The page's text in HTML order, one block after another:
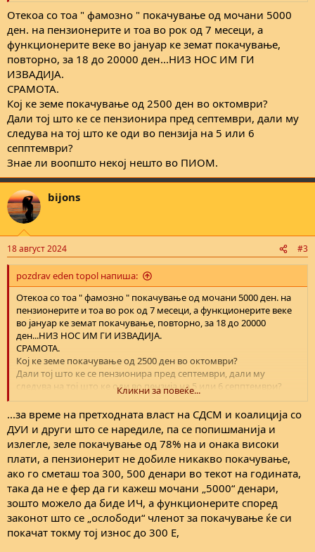
Работоспособно население кое ќе ги финансира пензиите, главен предизвик во иднина - zoom.mk
Исплатата на пензиите претставува сериозен предизвик
имајќи го предвид буџетскиот дефицит во Фондот за пензиско
и инвалидско осигирување којшто во моментот изнесува над
600 милиони евра, како и трендот на зголемување на бројот
на пензионери. Во државава има над 330.000 пензионери, а
анализите...
zoom.mk
Отекоа со тоа " фамозно " покачување од мочани 5000
ден. на пензионерите и тоа во рок од 7 месеци, а
функционерите веке во јануар ке земат покачување,
повторно, за 18 до 20000 ден...НИЗ НОС ИМ ГИ
ИЗВАДИЈА.
СРАМОТА.
Кој ке земе покачување од 2500 ден во октомври?
Дали тој што ке се пензионира пред септември, дали му
следува на тој што ке оди во пензија на 5 или 6
сепптември?
Знае ли воопшто некој нешто во ПИОМ.
bijons
18 август 2024 #3
pozdrav eden topol напиша:
Отекоа со тоа " фамозно " покачување од мочани 5000 ден. на
пензионерите и тоа во рок од 7 месеци, а функционерите веке
во јануар ке земат покачување, повторно, за 18 до 20000
ден...НИЗ НОС ИМ ГИ ИЗВАДИЈА.
СРАМОТА.
Кој ке земе покачување од 2500 ден во октомври?
Дали тој што ке се пензионира пред септември, дали му
следува на тој што ке оди во пензија на 5 или 6 сепптември?
Знае ли воопшто некој нешто во ПИОМ.
Кликни за повеќе...
...за време на претходната власт на СДСМ и коалиција со
ДУИ и други што се наредиле, па се попишманија и
излегле, зеле покачување од 78% на и онака високи
плати, а пензионерит не добиле никакво покачување,
ако го сметаш тоа 300, 500 денари во текот на годината,
така да не е фер да ги кажеш мочани „5000“ денари,
зошто можело да биде ИЧ, а функционерите според
законот што се „ослободи“ членот за покачување ќе си
покачат токму тој износ до 300 Е,